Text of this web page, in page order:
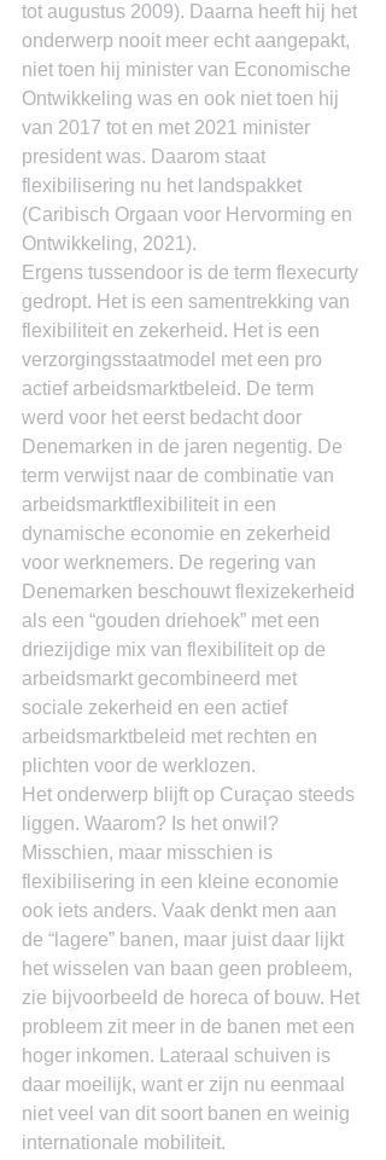
tot augustus 2009). Daarna heeft hij het
onderwerp nooit meer echt aangepakt,
niet toen hij minister van Economische
Ontwikkeling was en ook niet toen hij
van 2017 tot en met 2021 minister
president was. Daarom staat
flexibilisering nu het landspakket
(Caribisch Orgaan voor Hervorming en
Ontwikkeling, 2021).
Ergens tussendoor is de term flexecurty
gedropt. Het is een samentrekking van
flexibiliteit en zekerheid. Het is een
verzorgingsstaatmodel met een pro
actief arbeidsmarktbeleid. De term
werd voor het eerst bedacht door
Denemarken in de jaren negentig. De
term verwijst naar de combinatie van
arbeidsmarktflexibiliteit in een
dynamische economie en zekerheid
voor werknemers. De regering van
Denemarken beschouwt flexizekerheid
als een “gouden driehoek” met een
driezijdige mix van flexibiliteit op de
arbeidsmarkt gecombineerd met
sociale zekerheid en een actief
arbeidsmarktbeleid met rechten en
plichten voor de werklozen.
Het onderwerp blijft op Curaçao steeds
liggen. Waarom? Is het onwil?
Misschien, maar misschien is
flexibilisering in een kleine economie
ook iets anders. Vaak denkt men aan
de “lagere” banen, maar juist daar lijkt
het wisselen van baan geen probleem,
zie bijvoorbeeld de horeca of bouw. Het
probleem zit meer in de banen met een
hoger inkomen. Lateraal schuiven is
daar moeilijk, want er zijn nu eenmaal
niet veel van dit soort banen en weinig
internationale mobiliteit.